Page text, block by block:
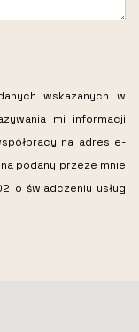
wskazanych w
mi informacji
na adres e-
podany przeze mnie
o świadczeniu usług